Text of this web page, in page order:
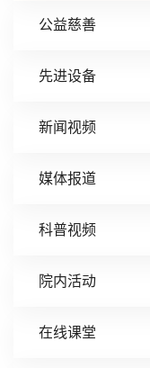
公益慈善
先进设备
新闻视频
媒体报道
科普视频
院内活动
在线课堂